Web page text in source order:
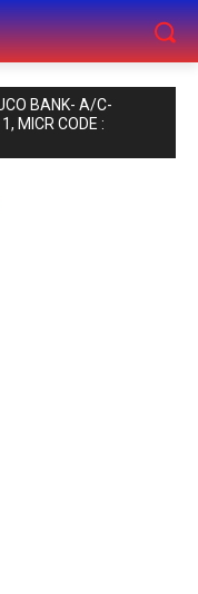
BANK- A/C-
MICR CODE :